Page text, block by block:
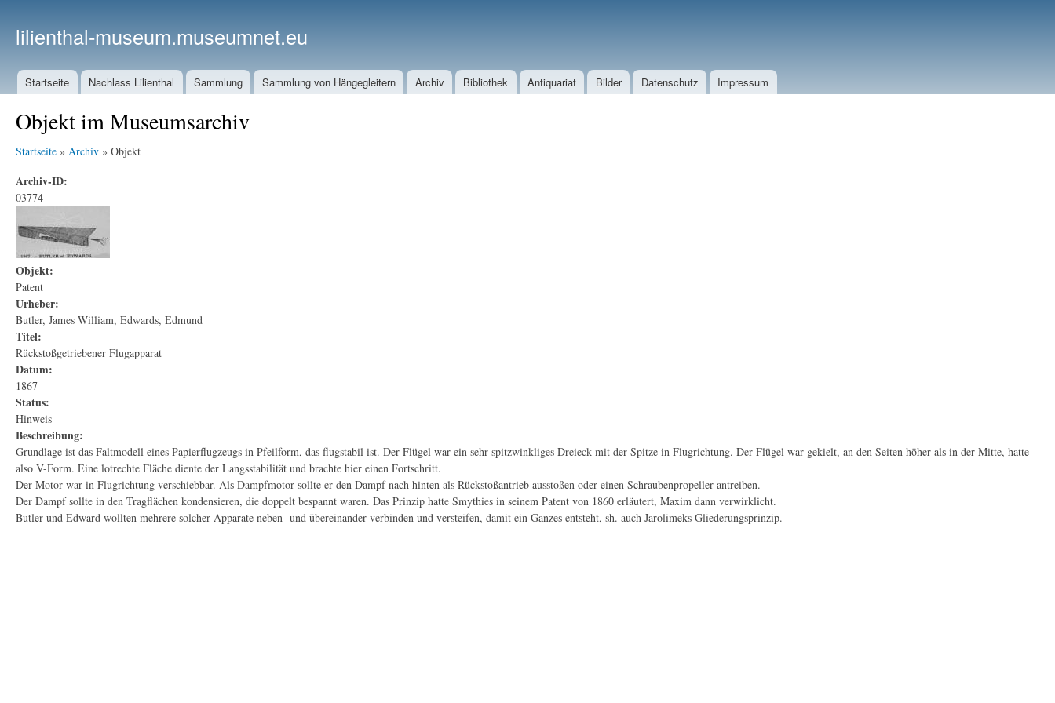
lilienthal-museum.museumnet.eu
Startseite Nachlass Lilienthal Sammlung Sammlung von Hängegleitern Archiv Bibliothek Antiquariat Bilder Datenschutz Impressum
Objekt im Museumsarchiv
Startseite » Archiv » Objekt
Archiv-ID:
03774
Objekt:
Patent
Urheber:
Butler, James William, Edwards, Edmund
Titel:
Rückstoßgetriebener Flugapparat
Datum:
1867
Status:
Hinweis
Beschreibung:
Grundlage ist das Faltmodell eines Papierflugzeugs in Pfeilform, das flugstabil ist. Der Flügel war ein sehr spitzwinkliges Dreieck mit der Spitze in Flugrichtung. Der Flügel war gekielt, an den Seiten höher als in der Mitte, hatte
also V-Form. Eine lotrechte Fläche diente der Langsstabilität und brachte hier einen Fortschritt.
Der Motor war in Flugrichtung verschiebbar. Als Dampfmotor sollte er den Dampf nach hinten als Rückstoßantrieb ausstoßen oder einen Schraubenpropeller antreiben.
Der Dampf sollte in den Tragflächen kondensieren, die doppelt bespannt waren. Das Prinzip hatte Smythies in seinem Patent von 1860 erläutert, Maxim dann verwirklicht.
Butler und Edward wollten mehrere solcher Apparate neben- und übereinander verbinden und versteifen, damit ein Ganzes entsteht, sh. auch Jarolimeks Gliederungsprinzip.